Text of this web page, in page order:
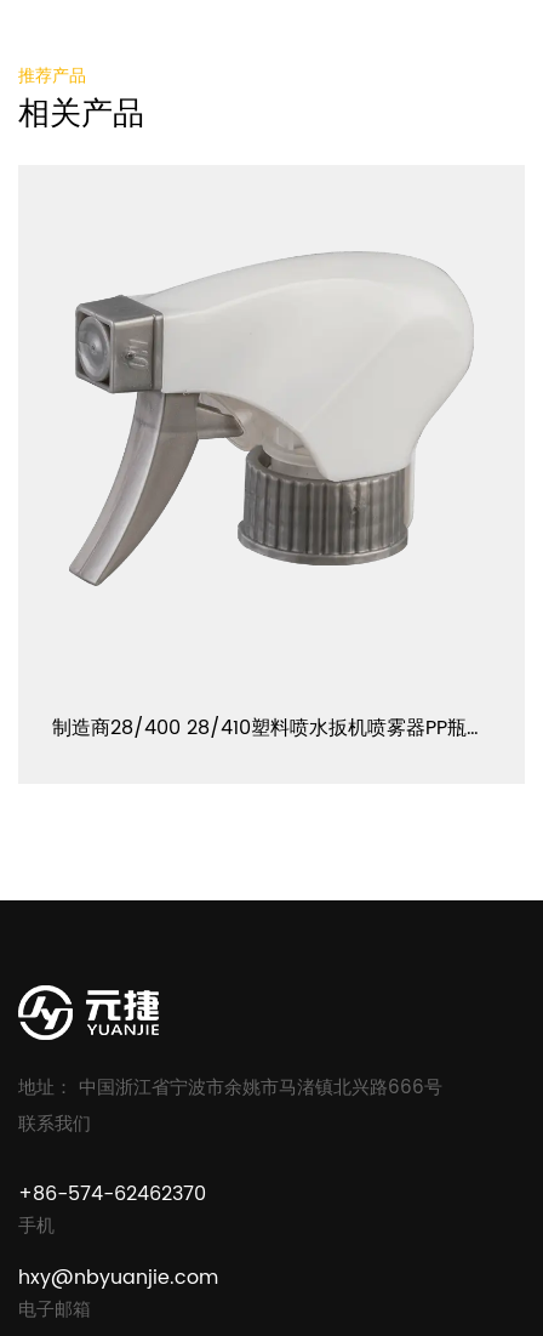
推荐产品
相关产品
制造商28/400 28/410塑料喷水扳机喷雾器PP瓶盖 YJ103-B-E1
地址： 中国浙江省宁波市余姚市马渚镇北兴路666号
联系我们
+86-574-62462370
手机
hxy@nbyuanjie.com
电子邮箱